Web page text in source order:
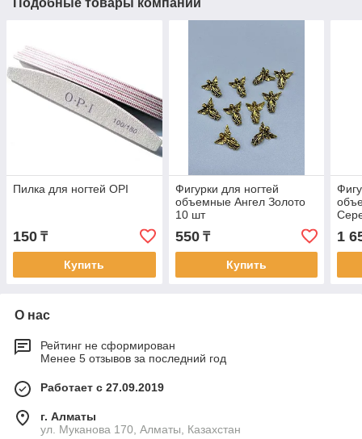
Пилка для ногтей OPI
150 ₸
Купить
Фигурки для ногтей
объемные Ангел Золото
10 шт
550₸
Купить
1
О нас
Рейтинг не сформирован
Менее 5 отзывов за последний год
Работает с 27.09.2019
г. Алматы
ул. Муканова 170, Алматы, Казахстан